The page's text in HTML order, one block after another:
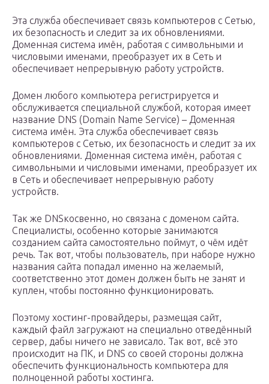
Эта служба обеспечивает связь компьютеров с Сетью,
их безопасность и следит за их обновлениями.
Доменная система имён, работая с символьными и
числовыми именами, преобразует их в Сеть и
обеспечивает непрерывную работу устройств.
Домен любого компьютера регистрируется и
обслуживается специальной службой, которая имеет
название DNS (Domain Name Service) – Доменная
система имён. Эта служба обеспечивает связь
компьютеров с Сетью, их безопасность и следит за их
обновлениями. Доменная система имён, работая с
символьными и числовыми именами, преобразует их
в Сеть и обеспечивает непрерывную работу
устройств.
Так же DNSкосвенно, но связана с доменом сайта.
Специалисты, особенно которые занимаются
созданием сайта самостоятельно поймут, о чём идёт
речь. Так вот, чтобы пользователь, при наборе нужно
названия сайта попадал именно на желаемый,
соответственно этот домен должен быть не занят и
куплен, чтобы постоянно функционировать.
Поэтому хостинг-провайдеры, размещая сайт,
каждый файл загружают на специально отведённый
сервер, дабы ничего не зависало. Так вот, всё это
происходит на ПК, и DNS со своей стороны должна
обеспечить функциональность компьютера для
полноценной работы хостинга.